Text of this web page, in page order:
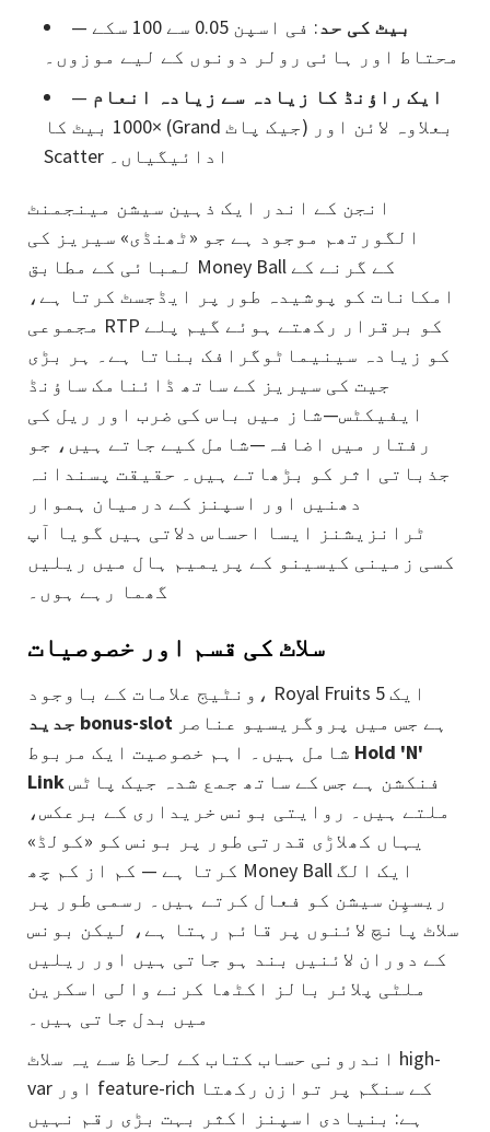
بیٹ کی حد
: فی اسپن 0.05 سے 100 سکے —
محتاط اور ہائی رولر دونوں کے لیے موزوں۔
ایک راؤنڈ کا زیادہ سے زیادہ انعام —
بیٹ کا ‎1000× (Grand جیک پاٹ) بعلاوہ لائن اور
Scatter ادائیگیاں۔
انجن کے اندر ایک ذہین سیشن مینجمنٹ
الگورتھم موجود ہے جو «ٹھنڈی» سیریز کی
لمبائی کے مطابق Money Ball کے گرنے کے
امکانات کو پوشیدہ طور پر ایڈجسٹ کرتا ہے،
مجموعی RTP کو برقرار رکھتے ہوئے گیم پلے
کو زیادہ سینیماٹوگرافک بناتا ہے۔ ہر بڑی
جیت کی سیریز کے ساتھ ڈائنامک ساؤنڈ
ایفیکٹس—شاز میں باس کی ضرب اور ریل کی
رفتار میں اضافہ—شامل کیے جاتے ہیں، جو
جذباتی اثر کو بڑھاتے ہیں۔ حقیقت پسندانہ
دھنیں اور اسپنز کے درمیان ہموار
ٹرانزیشنز ایسا احساس دلاتی ہیں گویا آپ
کسی زمینی کیسینو کے پریمیم ہال میں ریلیں
گھما رہے ہوں۔
سلاٹ کی قسم اور خصوصیات
ونٹیج علامات کے باوجود، Royal Fruits 5 ایک
جدید bonus-slot
Hold 'N'
Link
ملتے ہیں۔ روایتی بونس خریداری کے برعکس،
یہاں کھلاڑی قدرتی طور پر بونس کو «کولڈ»
کرتا ہے — کم از کم چھ Money Ball ایک الگ
ریسپِن سیشن کو فعال کرتے ہیں۔ رسمی طور پر
سلاٹ پانچ لائنوں پر قائم رہتا ہے، لیکن بونس
کے دوران لائنیں بند ہو جاتی ہیں اور ریلیں
ملٹی پلائر بالز اکٹھا کرنے والی اسکرین
میں بدل جاتی ہیں۔
اندرونی حساب کتاب کے لحاظ سے یہ سلاٹ high-
var اور feature-rich کے سنگم پر توازن رکھتا
ہے: بنیادی اسپنز اکثر بہت بڑی رقم نہیں